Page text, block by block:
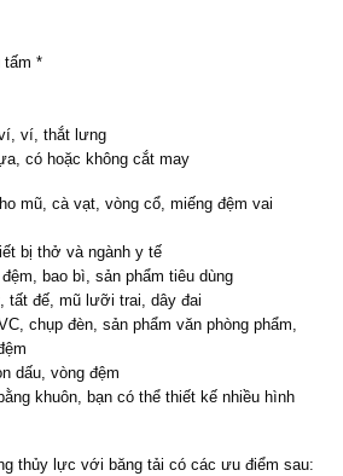
tấm *
ví, thắt lưng
có hoặc không cắt may
mũ, cà vạt, vòng cổ, miếng đệm vai
bị thở và ngành y tế
bao bì, sản phẩm tiêu dùng
tất đế, mũ lưỡi trai, dây đai
chụp đèn, sản phẩm văn phòng phẩm,
dấu, vòng đệm
khuôn, bạn có thể thiết kế nhiều hình
thủy lực với băng tải có các ưu điểm sau: